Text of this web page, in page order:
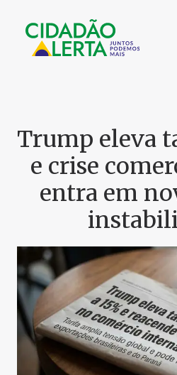
FAÇA UMA DOAÇÃO
PARTICIPE
Trump eleva
e crise
entra em